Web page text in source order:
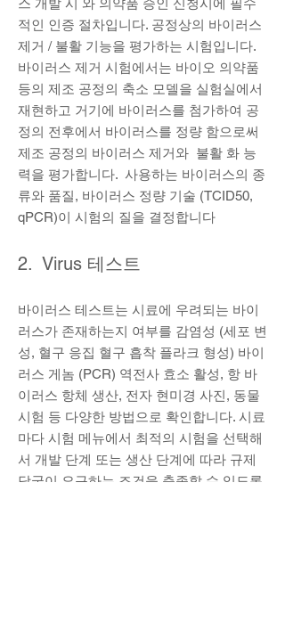
스 개발 시 와 의약품 승인 신청시에 필수
적인 인증 절차입니다. 공정상의 바이러스
제거 / 불활 기능을 평가하는 시험입니다.
바이러스 제거 시험에서는 바이오 의약품
등의 제조 공정의 축소 모델을 실험실에서
재현하고 거기에 바이러스를 첨가하여 공
정의 전후에서 바이러스를 정량 함으로써
제조 공정의 바이러스 제거와 불활 화 능
력을 평가합니다. 사용하는 바이러스의 종
류와 품질, 바이러스 정량 기술 (TCID50,
qPCR)이 시험의 질을 결정합니다
2. Virus 테스트
바이러스 테스트는 시료에 우려되는 바이
러스가 존재하는지 여부를 감염성 (세포 변
성, 혈구 응집 혈구 흡착 플라크 형성) 바이
러스 게놈 (PCR) 역전사 효소 활성, 항 바
이러스 항체 생산, 전자 현미경 사진, 동물
시험 등 다양한 방법으로 확인합니다. 시료
마다 시험 메뉴에서 최적의 시험을 선택해
서 개발 단계 또는 생산 단계에 따라 규제
당국이 요구하는 조건을 충족할 수 있도록